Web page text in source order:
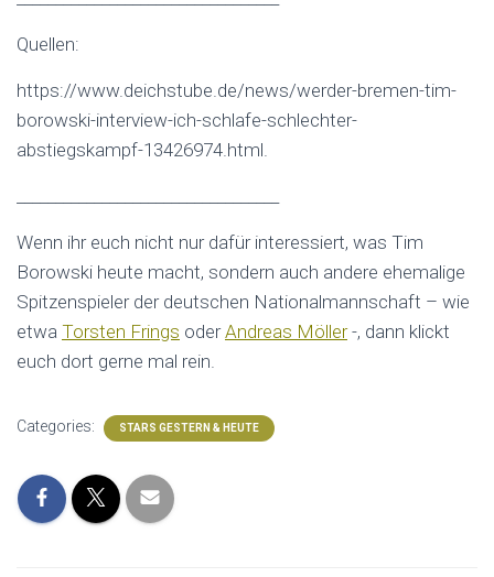
Quellen:
https://www.deichstube.de/news/werder-bremen-tim-
borowski-interview-ich-schlafe-schlechter-
abstiegskampf-13426974.html.
Wenn ihr euch nicht nur dafür interessiert, was Tim
Borowski heute macht, sondern auch andere ehemalige
Spitzenspieler der deutschen Nationalmannschaft – wie
etwa Torsten Frings oderAndreas Möller-, dann klickt
euch dort gerne mal rein.
Categories: STARS GESTERN & HEUTE